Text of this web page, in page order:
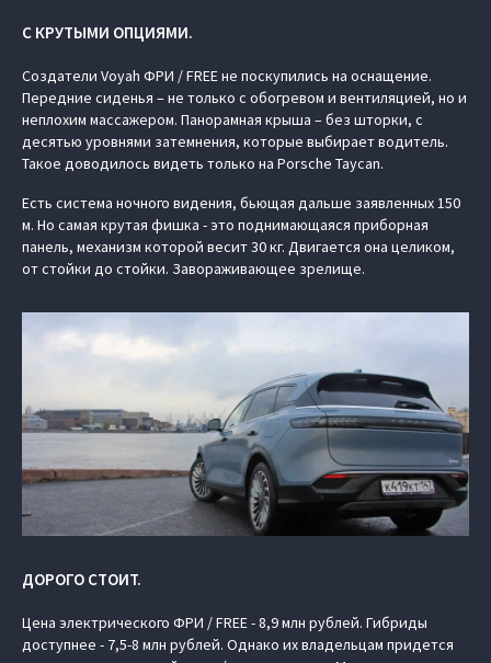
С КРУТЫМИ ОПЦИЯМИ.
Создатели Voyah ФРИ / FREE не поскупились на оснащение.
Передние сиденья – не только с обогревом и вентиляцией, но и
неплохим массажером. Панорамная крыша – без шторки, с
десятью уровнями затемнения, которые выбирает водитель.
Такое доводилось видеть только на Porsche Taycan.
Есть система ночного видения, бьющая дальше заявленных 150
м. Но самая крутая фишка - это поднимающаяся приборная
панель, механизм которой весит 30 кг. Двигается она целиком,
от стойки до стойки. Завораживающее зрелище.
ДОРОГО СТОИТ.
Цена электрического ФРИ / FREE - 8,9 млн рублей. Гибриды
доступнее - 7,5-8 млн рублей. Однако их владельцам придется